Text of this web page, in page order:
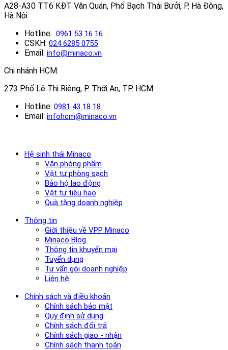
A28-A30 TT6 KĐT Văn Quán, Phố Bạch Thái Bưởi, P. Hà Đông,
Hà Nội
Hotline: 0961 53 16 16
CSKH: 024 6285 0755
Email: info@minaco.vn
Chi nhánh HCM:
273 Phố Lê Thị Riêng, P. Thới An, TP. HCM
Hotline: 0981 43 18 18
Email: infohcm@minaco.vn
Hệ sinh thái Minaco
Văn phòng phẩm
Vật tư phòng sạch
Bảo hộ lao động
Vật tư tiêu hao
Quà tặng doanh nghiệp
Thông tin
Giới thiệu về VPP Minaco
Minaco Blog
Thông tin khuyến mại
Tuyển dụng
Tư vấn gói doanh nghiệp
Liên hệ
Chính sách và điều khoản
Chính sách bảo mật
Quy định sử dụng
Chính sách đổi trả
Chính sách giao - nhận
Chính sách thanh toán